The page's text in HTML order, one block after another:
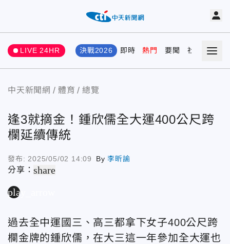
LIVE 24HR 決戰2026 即時 熱門 要聞 社會 娛樂
中天新聞網 體育 總覽
逢3就摘金！鍾欣儒全大運400公尺跨
欄延續傳統
發布: 2025/05/02 14:09 By李昕諭
分享：share
play_arrow
過去全中運國三、高三都拿下女子400公尺跨
欄金牌的鍾欣儒，在大三這一年參加全大運也